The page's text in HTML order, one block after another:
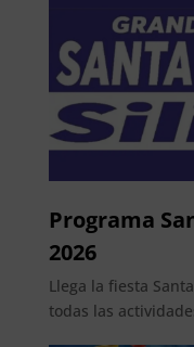
Programa
2026
Llega la fiesta
todas las